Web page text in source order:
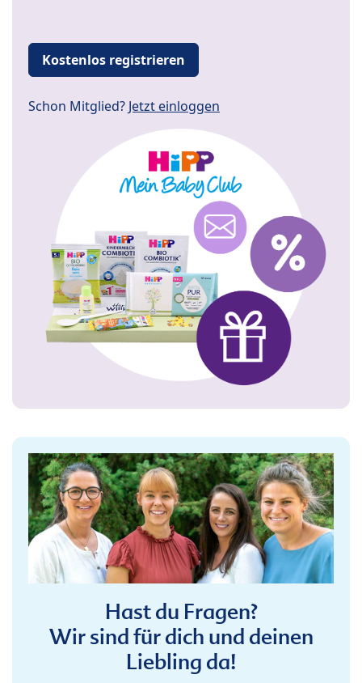
Kostenlos registrieren
Schon Mitglied? Jetzt einloggen
Hast du Fragen?
Wir sind für dich und deinen
Liebling da!